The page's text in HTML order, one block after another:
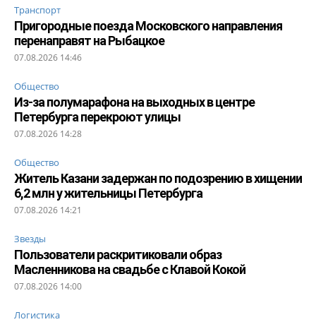
Транспорт
Пригородные поезда Московского направления
перенаправят на Рыбацкое
07.08.2026 14:46
Общество
Из-за полумарафона на выходных в центре
Петербурга перекроют улицы
07.08.2026 14:28
Общество
Житель Казани задержан по подозрению в хищении
6,2 млн у жительницы Петербурга
07.08.2026 14:21
Звезды
Пользователи раскритиковали образ
Масленникова на свадьбе с Клавой Кокой
07.08.2026 14:00
Логистика